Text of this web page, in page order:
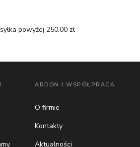
powyżej 250,00 zł
ARDON I WSPÓŁPRACA
O firmie
Kontakty
Aktualności